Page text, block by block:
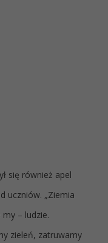
się również apel
uczniów. „Ziemia
– ludzie.
zieleń, zatruwamy